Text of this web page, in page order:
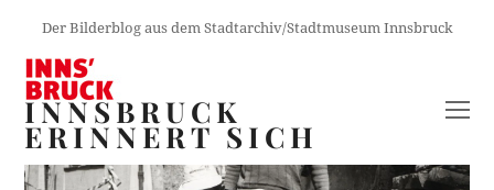
Der Bilderblog aus dem Stadtarchiv/Stadtmuseum Innsbruck
INNSBRUCK
ERINNERT SICH